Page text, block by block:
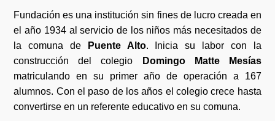
Fundación es una institución sin fines de lucro creada en
el año 1934 al servicio de los niños más necesitados de
la comuna de
Puente Alto. Inicia su labor con la
construcción del colegio
Domingo Matte Mesías
matriculando en su primer año de operación a 167
alumnos. Con el paso de los años el colegio crece hasta
convertirse en un referente educativo en su comuna.